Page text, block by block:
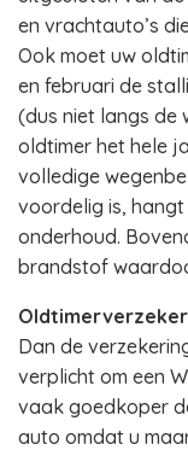
en vrachtauto’s
Ook moet uw
en februari de
(dus niet langs de
oldtimer het hele
volledige
voordelig is,
onderhoud.
brandstof
Dan de
verplicht om een
vaak goedkoper
auto omdat u